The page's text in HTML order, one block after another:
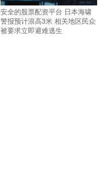
安全的股票配资平台 日本海啸
警报预计浪高3米 相关地区民众
被要求立即避难逃生